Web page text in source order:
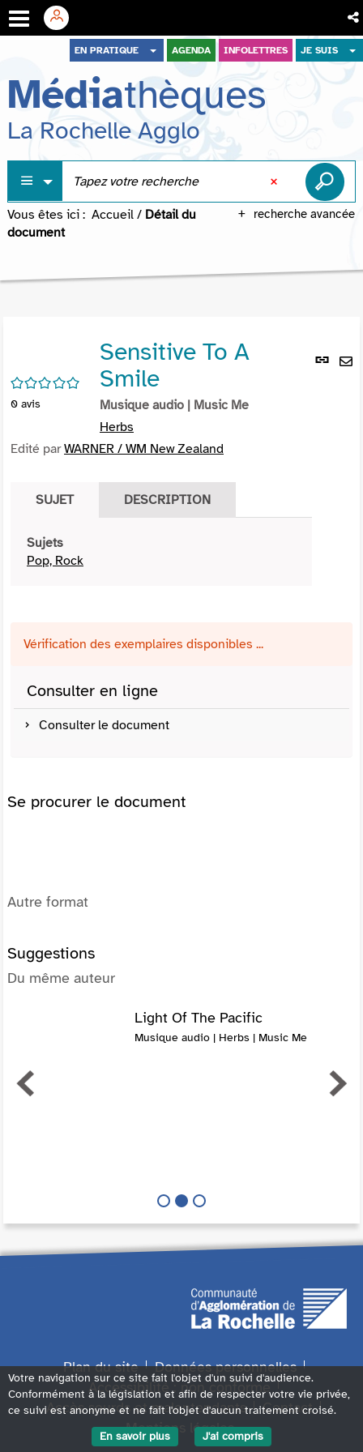
menu
contenu
recherche
EN PRATIQUE AGENDA INFOLETTRES JE SUIS
Médiathèques
La Rochelle Agglo
recherche avancée
Vous êtes ici : Accueil / Détail du
document
Lien
/5
0 avis
Sensitive To A
Smile
Musique audio | Music Me
Herbs
Edité parWARNER / WM New Zealand
SUJET DESCRIPTION
Sujets
Pop, Rock
Vérification des exemplaires disponibles ...
Consulter en ligne
Consulter le document
Se procurer le document
Autre format
Suggestions
Du même auteur
Light Of The Pacific
Musique audio | Herbs | Music Me
Plan du site
Données personnelles
Accessibilité : non conforme
Accès sourds et malentendants
Contact
Mentions légales
Votre navigation sur ce site fait l'objet d'un suivi d'audience.
Conformément à la législation et afin de respecter votre vie privée,
ce suivi est anonyme et ne fait l'objet d'aucun traitement croisé.
En savoir plus
J'ai compris